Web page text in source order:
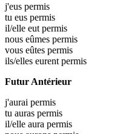
j'eus permis
tu eus permis
il/elle eut permis
nous eûmes permis
vous eûtes permis
ils/elles eurent permis
Futur Antérieur
j'aurai permis
tu auras permis
il/elle aura permis